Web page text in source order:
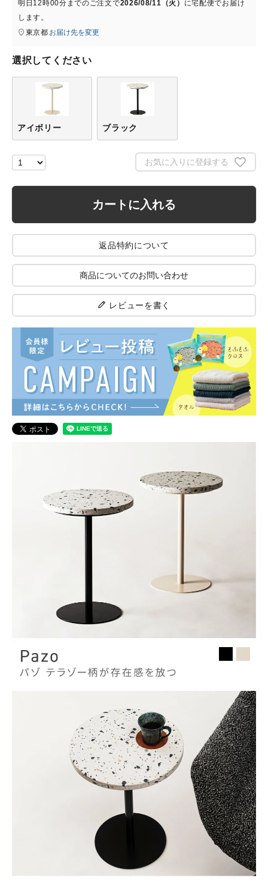
明日 12時00分 までのご注文で2026/08/11（火） に宅配便でお届け
します。
東京都 お届け先を変更
選択してください
アイボリー ブラック
お気に入りに登録する
カートに入れる
返品特約について
商品についてのお問い合わせ
レビューを書く